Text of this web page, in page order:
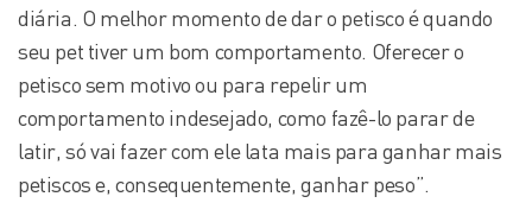
diária. O melhor momento de dar o petisco é quando
seu pet tiver um bom comportamento. Oferecer o
petisco sem motivo ou para repelir um
comportamento indesejado, como fazê-lo parar de
latir, só vai fazer com ele lata mais para ganhar mais
petiscos e, consequentemente, ganhar peso”.